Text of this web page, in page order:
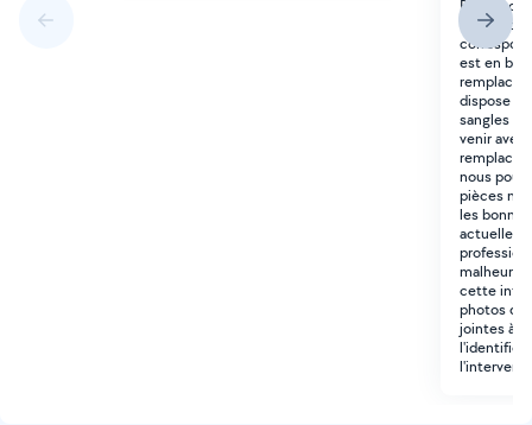
est en
dispose
sangles +
venir
nous
pièces
les
cette
photos de
jointes à